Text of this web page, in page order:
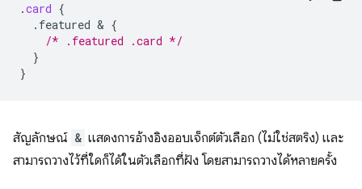
.card {
.featured & {
/* .featured .card */
}
}
สัญลักษณ์ & แสดงการอ้างอิงออบเจ็กต์ตัวเลือก (ไม่ใช่สตริง) และ
สามารถวางไว้ที่ใดก็ได้ในตัวเลือกที่ฝัง โดยสามารถวางได้หลายครั้ง